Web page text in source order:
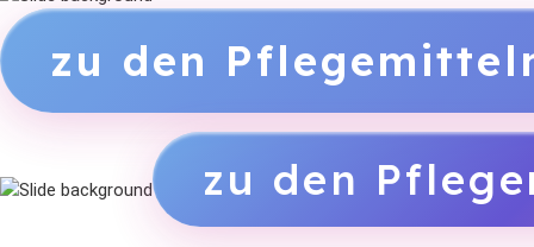
zu den
zu den